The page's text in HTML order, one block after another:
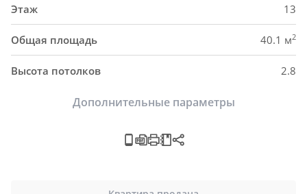
Этаж 13
Общая площадь 40.1 м2
Высота потолков 2.8
Дополнительные параметры